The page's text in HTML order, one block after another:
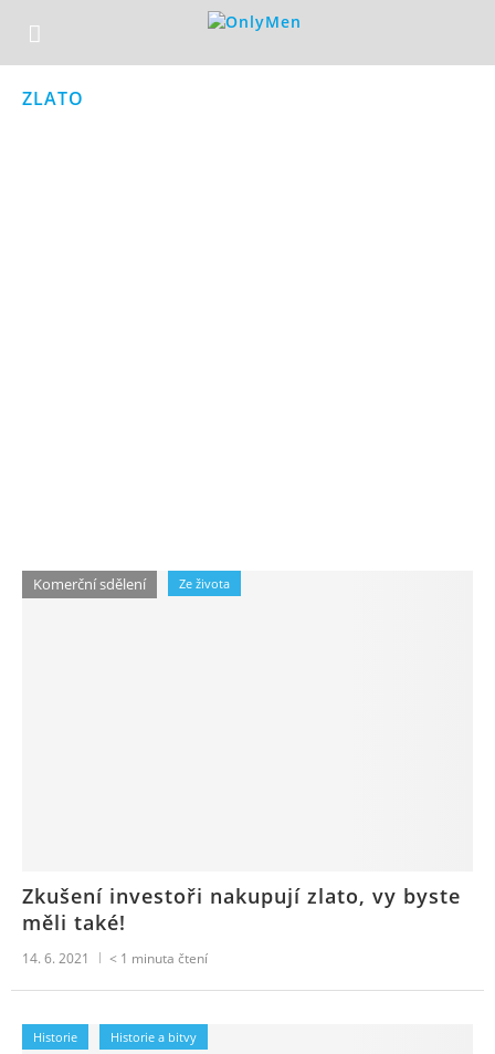
ZLATO
Komerční sdělení Ze života
Zkušení investoři nakupují zlato, vy byste
měli také!
14. 6. 2021 < 1 minuta čtení
Historie Historie a bitvy